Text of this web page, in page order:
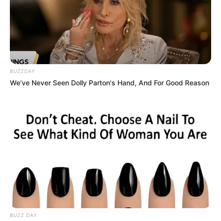
Umkreissuche Tourismus Bodenmais
Museen in und um Bodenmais
Kinderausflugsziele für Bodenmais
Kindergeburtstag feiern
Schlösser und Burgen in und um Bodenmais
Wandern
Kinoprogramm
Aussichtstürme
Kletterparks
Tier- und Zooparks
BUZZDAY
We’ve Never Seen Dolly Parton's Hand, And For Good Reason
BUZZ DAY